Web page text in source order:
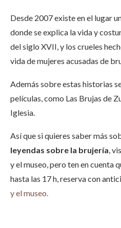
Desde 2007 existe en el lugar
donde se explica la vida y
del siglo XVII, y los crueles
vida de mujeres acusadas de
Además sobre estas historias
películas, como Las Brujas de
Iglesia.
Así que si quieres saber más
leyendas sobre la brujería,
y el museo, pero ten en cuenta
hasta las 17 h, reserva con
y el museo.